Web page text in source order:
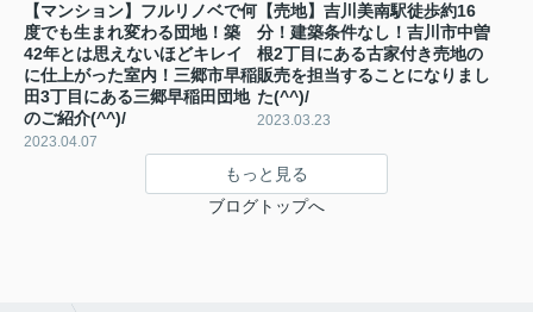
【マンション】フルリノベで何
度でも生まれ変わる団地！築
42年とは思えないほどキレイ
に仕上がった室内！三郷市早稲
田3丁目にある三郷早稲田団地
のご紹介(^^)/
2023.04.07
【売地】吉川美南駅徒歩約16
分！建築条件なし！吉川市中曽
根2丁目にある古家付き売地の
販売を担当することになりまし
た(^^)/
2023.03.23
もっと見る
ブログトップへ